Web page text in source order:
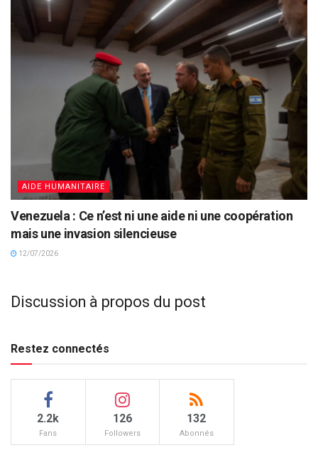
AIDE HUMANITAIRE
Venezuela : Ce n’est ni une aide ni une coopération
mais une invasion silencieuse
12/07/2026
Discussion à propos du post
Restez connectés
2.2k
Fans
126
Followers
132
Abonnés